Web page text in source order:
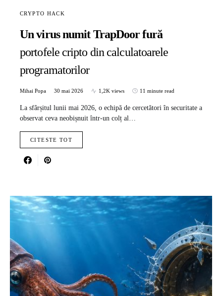
CRYPTO HACK
Un virus numit TrapDoor fură
portofele cripto din calculatoarele
programatorilor
Mihai Popa 30 mai 2026 1,2K views 11 minute read
La sfârșitul lunii mai 2026, o echipă de cercetători în securitate a
observat ceva neobișnuit într-un colț al…
CITESTE TOT